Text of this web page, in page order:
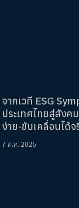
จากเวที ESG
ประเทศไทยสู่สังค
ง่าย-ขับเคลื่อนได้จ
7 ต.ค. 2025